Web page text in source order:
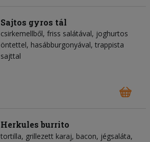
Sajtos gyros tál
csirkemellből, friss salátával, joghurtos
öntettel, hasábburgonyával, trappista
sajttal
Herkules burrito
tortilla grillezett karaj bacon jégsaláta